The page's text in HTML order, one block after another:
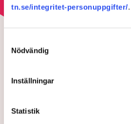
tn.se/integritet-personuppgifter/.
Nödvändig
Inställningar
Statistik
maskiner –
på helt ny nivå”